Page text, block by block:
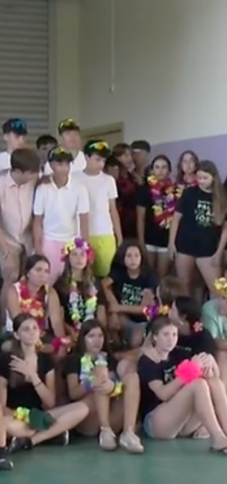
Falten directors/es de
lleure a les comarques
de Girona! Vols tenir
feina assegurada el
proper estiu?
Falten directors/es de lleure a les comarques de Girona! Vols tenir
feina assegurada el proper estiu?